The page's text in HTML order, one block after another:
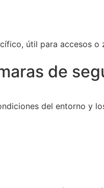
útil para accesos o
de
del entorno y